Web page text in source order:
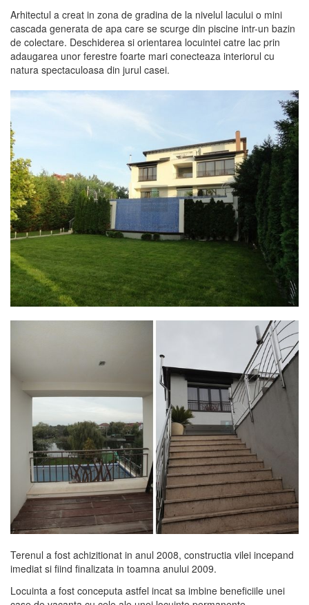
Arhitectul a creat in zona de gradina de la nivelul lacului o mini
cascada generata de apa care se scurge din piscine intr-un bazin
de colectare. Deschiderea si orientarea locuintei catre lac prin
adaugarea unor ferestre foarte mari conecteaza interiorul cu
natura spectaculoasa din jurul casei.
Terenul a fost achizitionat in anul 2008, constructia vilei incepand
imediat si fiind finalizata in toamna anului 2009.
Locuinta a fost conceputa astfel incat sa imbine beneficiile unei